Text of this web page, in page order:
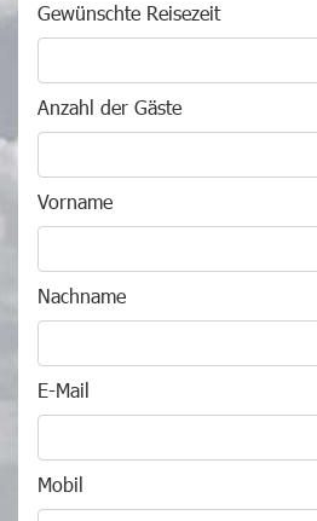
Gewünschte Reisezeit
Anzahl der Gäste
Vorname
Nachname
E-Mail
Mobil